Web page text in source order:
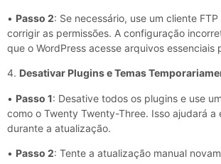
• Passo 2: Se necessário, use um cliente
corrigir as permissões. A configuração
que o WordPress acesse arquivos essenciais
4. Desativar Plugins e Temas
• Passo 1: Desative todos os plugins e use
como o Twenty Twenty-Three. Isso ajudará a
durante a atualização.
• Passo 2: Tente a atualização manual